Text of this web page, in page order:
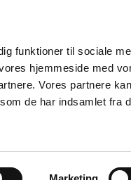
funktioner til sociale
hjemmeside med
Vores partnere kan
de har indsamlet fra
Om os Kontakt
og salg af